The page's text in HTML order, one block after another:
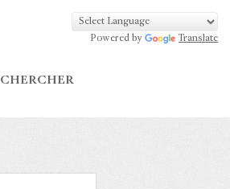
Powered by Translate
CHERCHER